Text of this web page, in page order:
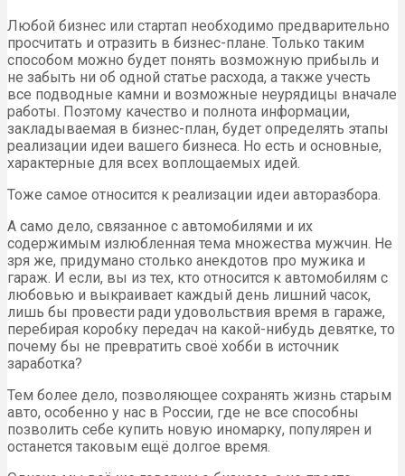
Любой бизнес или стартап необходимо предварительно
просчитать и отразить в бизнес-плане. Только таким
способом можно будет понять возможную прибыль и
не забыть ни об одной статье расхода, а также учесть
все подводные камни и возможные неурядицы вначале
работы. Поэтому качество и полнота информации,
закладываемая в бизнес-план, будет определять этапы
реализации идеи вашего бизнеса. Но есть и основные,
характерные для всех воплощаемых идей.
Тоже самое относится к реализации идеи авторазбора.
А само дело, связанное с автомобилями и их
содержимым излюбленная тема множества мужчин. Не
зря же, придумано столько анекдотов про мужика и
гараж. И если, вы из тех, кто относится к автомобилям с
любовью и выкраивает каждый день лишний часок,
лишь бы провести ради удовольствия время в гараже,
перебирая коробку передач на какой-нибудь девятке, то
почему бы не превратить своё хобби в источник
заработка?
Тем более дело, позволяющее сохранять жизнь старым
авто, особенно у нас в России, где не все способны
позволить себе купить новую иномарку, популярен и
останется таковым ещё долгое время.